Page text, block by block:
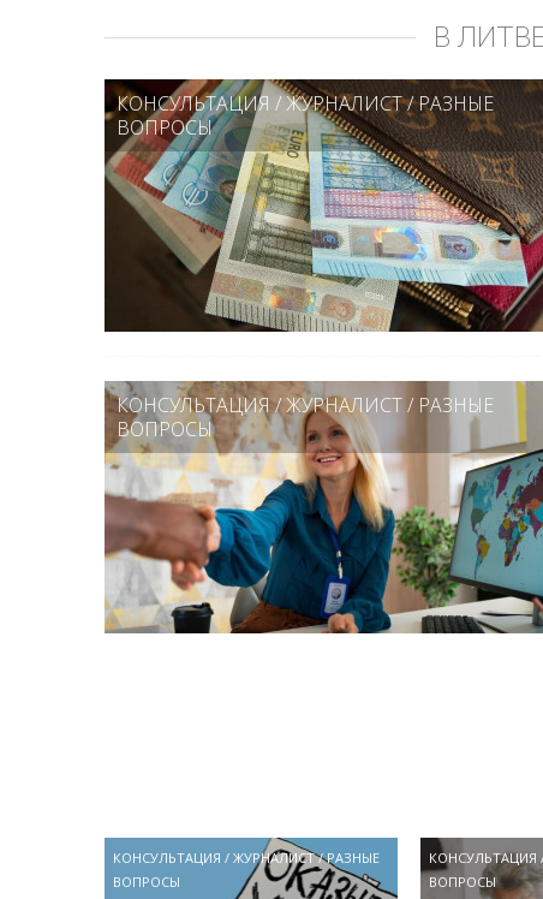
В
КОНСУЛЬТАЦИЯ /ЖУРНАЛИСТ/РАЗНЫЕ
ВОПРОСЫ
КОНСУЛЬТАЦИЯ/ЖУРНАЛИСТ/ РАЗНЫЕ
ВОПРОСЫ
КОНСУЛЬТАЦИЯ / ЖУРНАЛИСТ/РАЗНЫЕ
ВОПРОСЫ
КОНСУЛЬТАЦИЯ
ВОПРОСЫ